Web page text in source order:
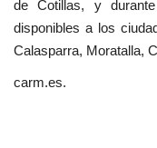
de Cotillas, y
disponibles a los
Calasparra, Moratalla,
carm.es.